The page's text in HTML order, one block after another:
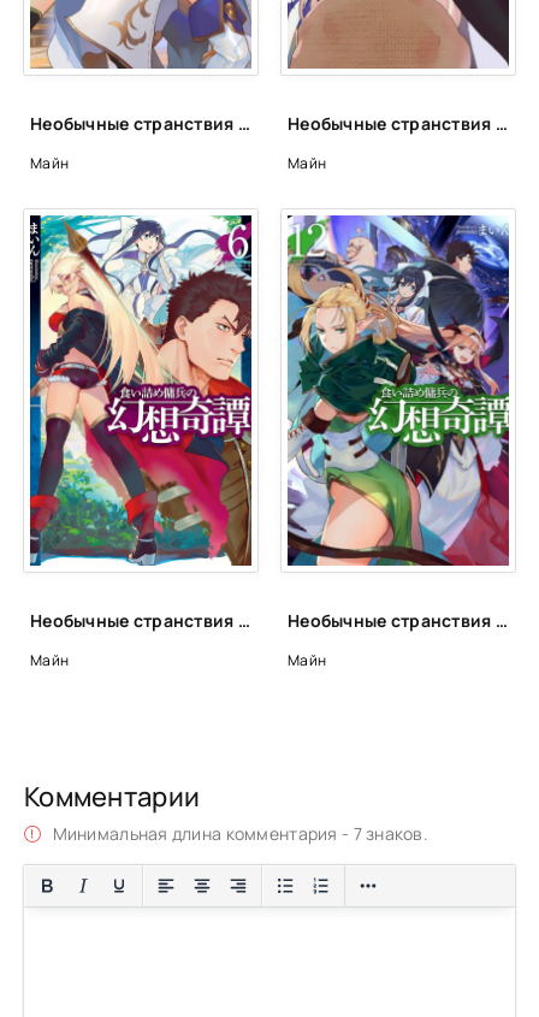
Необычные странствия бывшего наемника. Том 8 - Майн
Майн
Необычные странствия бывшего наемника. Том 11 - Майн
Майн
Необычные странствия бывшего наемника. Том 6 - Майн
Майн
Необычные странствия бывшего наемника. Том 12 - Майн
Майн
Комментарии
Минимальная длина комментария - 7 знаков.